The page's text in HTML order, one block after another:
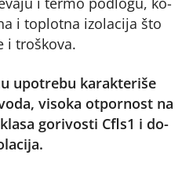
i to­plot­na izo­la­ci­ja što
i tro­ško­va.
upo­tre­bu ka­rak­te­ri­še
vi­so­ka ot­por­nost na
go­ri­vo­sti Cfls1 i do­